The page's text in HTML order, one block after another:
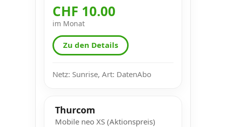
CHF 10.00
im Monat
Zu den Details
Netz: Sunrise, Art: DatenAbo
Thurcom
Mobile neo XS (Aktionspreis)